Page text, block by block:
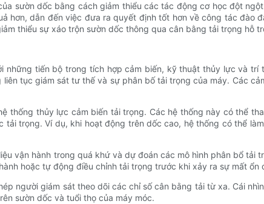
sườn dốc bằng cách giảm thiểu các tác động cơ học đột
hơn, dẫn đến việc đưa ra quyết định tốt hơn về công tác đào
thiểu sự xáo trộn sườn dốc thông qua cân bằng tải trọng hỗ
tiến bộ trong tích hợp cảm biến, kỹ thuật thủy lực và trí
tục giám sát tư thế và sự phân bố tải trọng của máy. Các
thủy lực cảm biến tải trọng. Các hệ thống này có thể
trọng. Ví dụ, khi hoạt động trên dốc cao, hệ thống có thể
vận hành trong quá khứ và dự đoán các mô hình phân bổ tải
hoặc tự động điều chỉnh tải trọng trước khi xảy ra sự mất ổn
người giám sát theo dõi các chỉ số cân bằng tải từ xa. Cái
sườn dốc và tuổi thọ của máy móc.